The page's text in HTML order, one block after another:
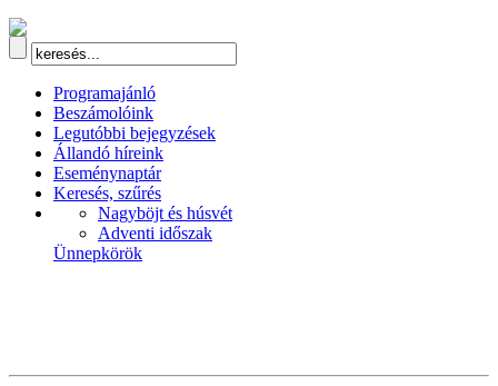
Programajánló
Beszámolóink
Legutóbbi bejegyzések
Állandó híreink
Eseménynaptár
Keresés, szűrés
Nagyböjt és húsvét
Adventi időszak
Ünnepkörök